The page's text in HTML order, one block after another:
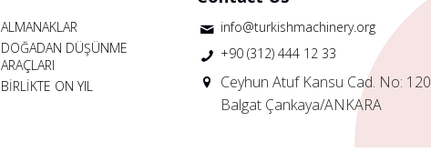
ALMANAKLAR
DOĞADAN DÜŞÜNME
ARAÇLARI
BİRLİKTE ON YIL
info@turkishmachinery.org
+90 (312) 444 12 33
Ceyhun Atuf Kansu Cad. No: 120
Balgat Çankaya/ANKARA